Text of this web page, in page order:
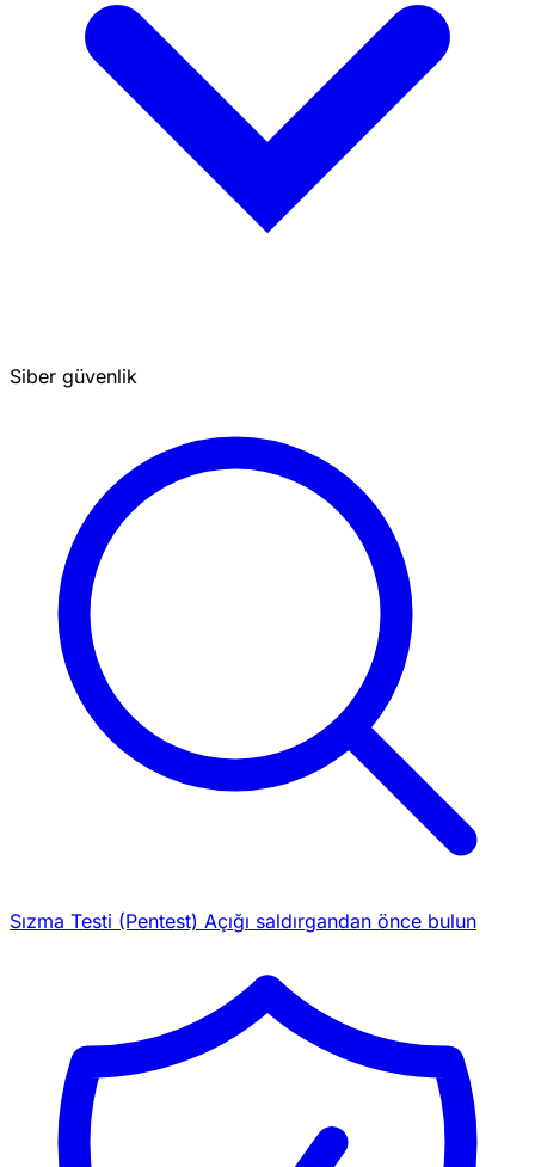
Siber güvenlik
Sızma Testi (Pentest) Açığı saldırgandan önce bulun